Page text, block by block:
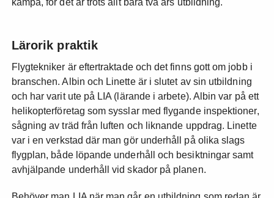
kämpa, för det är trots allt bara två års utbildning.
Lärorik praktik
Flygtekniker är eftertraktade och det finns gott om jobb i
branschen. Albin och Linette är i slutet av sin utbildning
och har varit ute på LIA (lärande i arbete). Albin var på ett
helikopterföretag som sysslar med flygande inspektioner,
sågning av träd från luften och liknande uppdrag. Linette
var i en verkstad där man gör underhåll på olika slags
flygplan, både löpande underhåll och besiktningar samt
avhjälpande underhåll vid skador på planen.